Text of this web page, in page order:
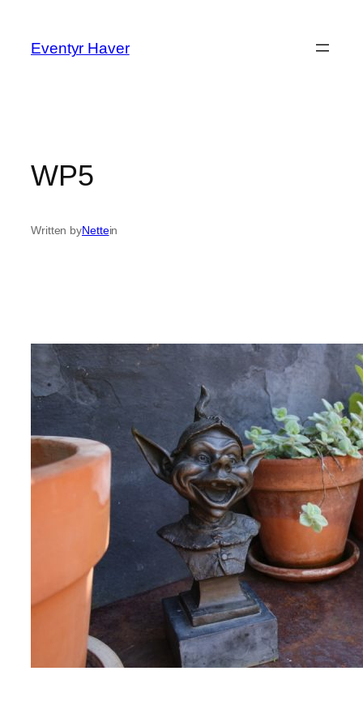
indhold
Eventyr Haver
WP5
Written byNettein